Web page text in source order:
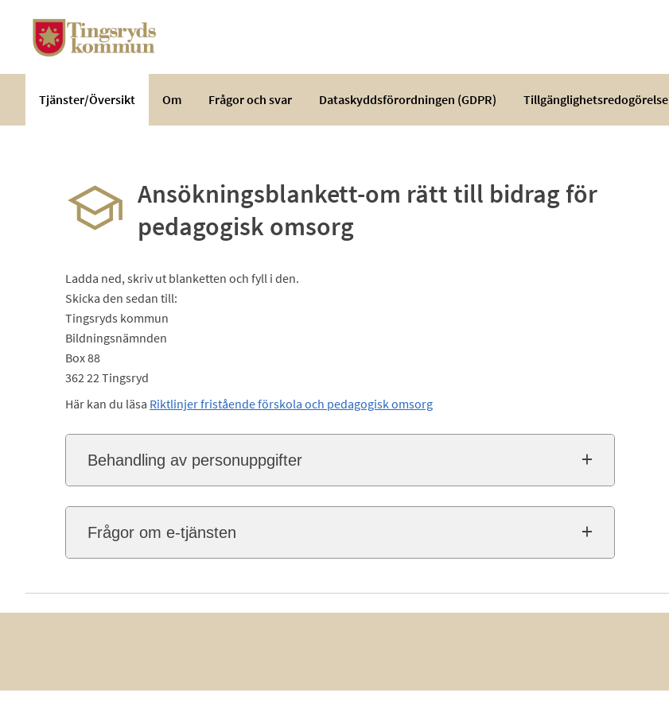
tjänster
Tingsryds
Tjänster/Översikt Om Frågor och svar Dataskyddsförordningen (GDPR) Tillgänglighetsredogörelse
Ansökningsblankett-om rätt till bidrag för
pedagogisk omsorg
Ladda ned, skriv ut blanketten och fyll i den.
Skicka den sedan till:
Tingsryds kommun
Bildningsnämnden
Box 88
362 22 Tingsryd
Här kan du läsa Riktlinjer fristående förskola och pedagogisk omsorg
Behandling av personuppgifter
Frågor om e-tjänsten